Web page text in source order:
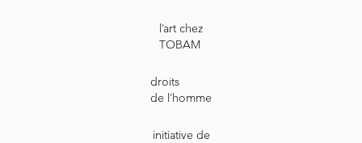
l’art chez
TOBAM
droits
de l’homme
initiative de